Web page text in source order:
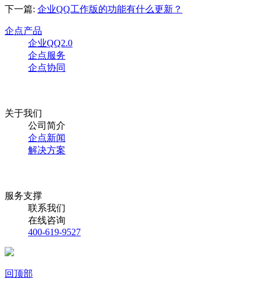
下一篇: 企业QQ工作版的功能有什么更新？
企点产品
企业QQ2.0
企点服务
企点协同
关于我们
公司简介
企点新闻
解决方案
服务支撑
联系我们
在线咨询
400-619-9527
回顶部